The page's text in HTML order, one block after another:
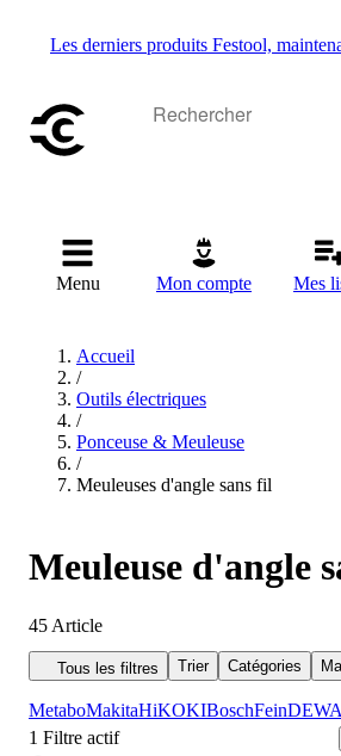
Les derniers produits Festool,
Menu Mon compte Mes
Accueil
/
Outils électriques
/
Ponceuse & Meuleuse
/
Meuleuses d'angle sans fil
Meuleuse d'angle
Makita
45 Article
Tous les filtres Trier Catégories
MetaboMakitaHiKOKIBoschFein
1 Filtre actif